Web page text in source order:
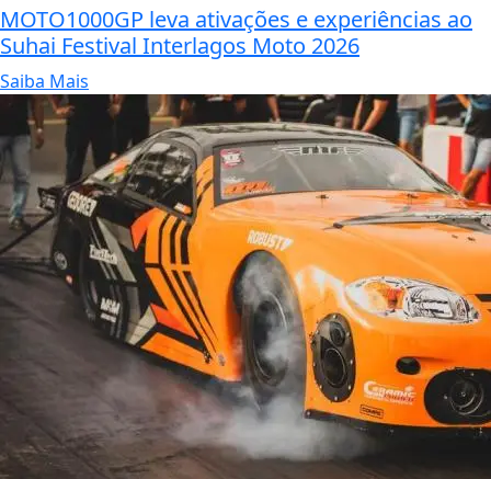
MOTO1000GP leva ativações e experiências ao
Suhai Festival Interlagos Moto 2026
Saiba Mais